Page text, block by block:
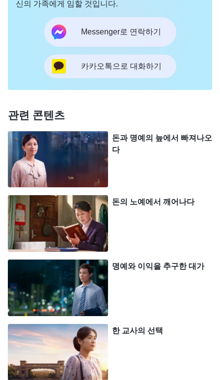
도 있어 저에게 아첨하는 사람들이 점점 많아졌습니
다. 회사 단체방에 메시지를 남기면 매무 많은 사람
이 답장했는데, 이처럼 폭발적인 반응은 한 번도 누
려보지 못했던 것이었습니다. 직급이 올라가면서 급
여도 많아졌고, 부수입도 꽤 늘어났습니다. 저를 찾
과 고급 담배와 술, 상품권 같은 것들을 가져다주었
스스로 하나님을 믿는 사람이니 정직한 사람이 되고
외부인처럼 수중의 권력을 이용해서 사적인 이익을
도모해서는 안 된다고 생각했지만, 이익의 유혹을 견
뎌낼 수 없었습니다. 하나님의 요구를 정확히 알면서
도 실행할 수가 없었습니다. 게다가 장시간 눈을 사
용하다 보니 시력이 점차 저하되었고 자주 밤을 새워
혈압이 계속 높아졌으며, 종아리에는 부종이 생겼습
니다. 하루 일을 마치고 나면 몸도 마음도 지칠 대로
지쳐 있었습니다. 계속 이렇게 하는 건 제 건강에 좋
지 않다는 것을 알면서도 멈출 수가 없었습니다. 이
일자리를 잃어버리면 물질적으로 누리던 것들과 사
람들의 우러름도 모두 사라질 것이었습니다. 가끔 예
배를 드리다가 형제자매들이 어떤 일이 임했을 때 어
떻게 체험했고, 자신의 어떤 패괴를 인식했고, 그 후
어떤 하나님 말씀을 보고 변화했는지 등을 얘기할 때
신의 가족에게 임할 것입니다.
Messenger로 연락하기
카카오톡으로 대화하기
관련 콘텐츠
돈과 명예의 늪에서 빠져나오
다
돈의 노예에서 깨어나다
명예와 이익을 추구한 대가
한 교사의 선택